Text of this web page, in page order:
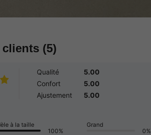
clients (5)
Qualité
5.00
Confort
5.00
Ajustement
5.00
à la taille
100%
Grand
0%